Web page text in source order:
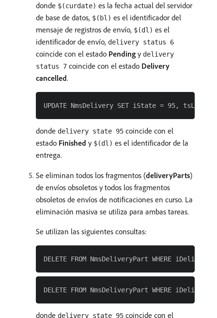
donde $(curdate) es la fecha actual del servidor
de base de datos, $(bl) es el identificador del
mensaje de registros de envío, $(dl) es el
identificador de envío, delivery status 6
coincide con el estado Pending y delivery
status 7 coincide con el estado Delivery
cancelled.
donde delivery state 95 coincide con el
estado Finished y $(dl) es el identificador de la
entrega.
Se eliminan todos los fragmentos (deliveryParts)
de envíos obsoletos y todos los fragmentos
obsoletos de envíos de notificaciones en curso. La
eliminación masiva se utiliza para ambas tareas.
Se utilizan las siguientes consultas:
donde delivery state 95 coincide con el